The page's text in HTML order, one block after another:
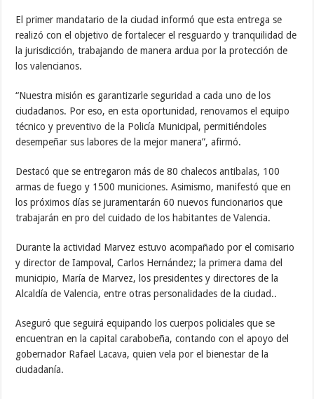
El primer mandatario de la ciudad informó que esta entrega se
realizó con el objetivo de fortalecer el resguardo y tranquilidad de
la jurisdicción, trabajando de manera ardua por la protección de
los valencianos.
“Nuestra misión es garantizarle seguridad a cada uno de los
ciudadanos. Por eso, en esta oportunidad, renovamos el equipo
técnico y preventivo de la Policía Municipal, permitiéndoles
desempeñar sus labores de la mejor manera”, afirmó.
Destacó que se entregaron más de 80 chalecos antibalas, 100
armas de fuego y 1500 municiones. Asimismo, manifestó que en
los próximos días se juramentarán 60 nuevos funcionarios que
trabajarán en pro del cuidado de los habitantes de Valencia.
Durante la actividad Marvez estuvo acompañado por el comisario
y director de Iampoval, Carlos Hernández; la primera dama del
municipio, María de Marvez, los presidentes y directores de la
Alcaldía de Valencia, entre otras personalidades de la ciudad..
Aseguró que seguirá equipando los cuerpos policiales que se
encuentran en la capital carabobeña, contando con el apoyo del
gobernador Rafael Lacava, quien vela por el bienestar de la
ciudadanía.